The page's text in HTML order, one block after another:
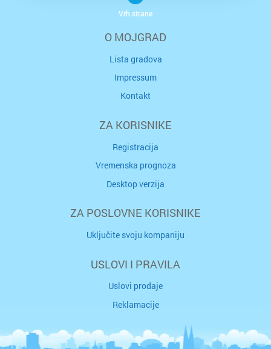
O MOJGRAD
Lista gradova
Impressum
Kontakt
ZA KORISNIKE
Registracija
Vremenska prognoza
Desktop verzija
ZA POSLOVNE KORISNIKE
Uključite svoju kompaniju
USLOVI I PRAVILA
Uslovi prodaje
Reklamacije
Vrh strane